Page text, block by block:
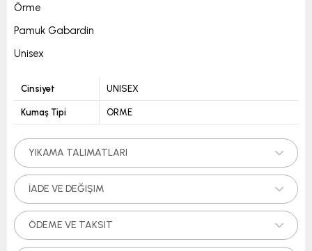
Örme
Pamuk Gabardin
Unisex
Cinsiyet UNISEX
Kumaş Tipi ÖRME
YIKAMA TALIMATLARI
İADE VE DEĞIŞIM
ÖDEME VE TAKSIT